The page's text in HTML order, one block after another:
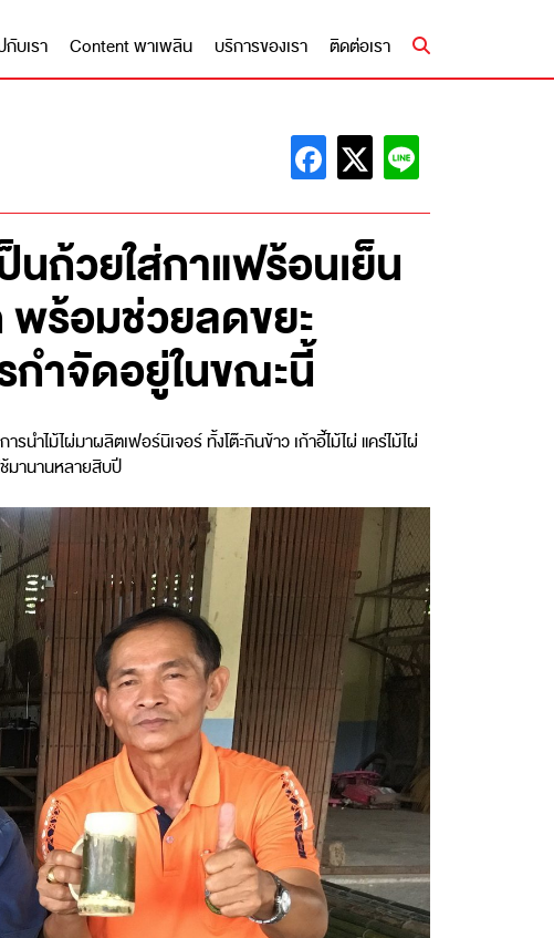
บเรา Content พาเพลิน บริการของเรา ติดต่อเรา
นถ้วยใส่กาแฟร้อนเย็น
พร้อมช่วยลดขยะ
ำจัดอยู่ในขณะนี้
ำไม้ไผ่มาผลิตเฟอร์นิเจอร์ ทั้งโต๊ะกินข้าว เก้าอี้ไม้ไผ่ แคร่ไม้ไผ่
ช้มานานหลายสิบปี